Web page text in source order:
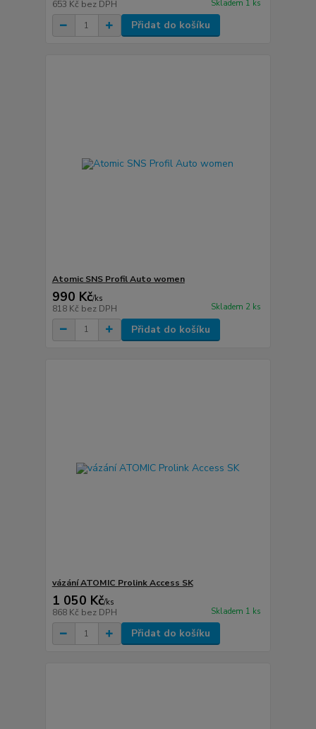
653 Kč bez DPH Skladem 1 ks
Přidat do košíku
Atomic SNS Profil Auto women
990 Kč/ks
818 Kč bez DPH Skladem 2 ks
Přidat do košíku
vázání ATOMIC Prolink Access SK
1 050 Kč/ks
868 Kč bez DPH Skladem 1 ks
Přidat do košíku